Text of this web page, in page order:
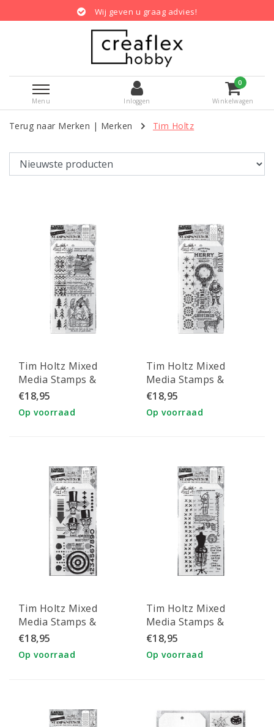
Wij geven u graag advies!
Menu Inloggen
0
Winkelwagen
Terug naar Merken | Merken Tim Holtz
Tim Holtz Mixed
Media Stamps &
Stencil Set 34
€18,95
Op voorraad
Tim Holtz Mixed
Media Stamps &
Stencil Set 35 Starry
and Rosette
€18,95
Op voorraad
Tim Holtz Mixed
Media Stamps &
Stencil Set 39 Arrows
and Dotted Line
€18,95
Op voorraad
Tim Holtz Mixed
Media Stamps &
Stencil Set 42 Stitched
and Dashes
€18,95
Op voorraad